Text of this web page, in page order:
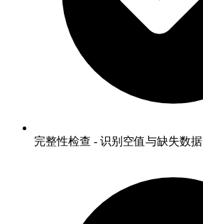
完整性检查 - 识别空值与缺失数据